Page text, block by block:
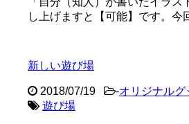
し上げますと【可能】です。今
新しい遊び場
2018/07/19 -オリジナルグ
遊び場